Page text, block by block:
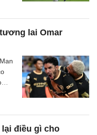
lai Omar
lại điều gì cho